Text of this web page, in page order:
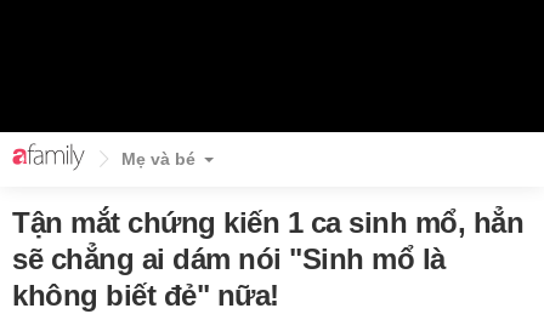
Mẹ và bé
Tận mắt chứng kiến 1 ca sinh mổ, hẳn
sẽ chẳng ai dám nói "Sinh mổ là
không biết đẻ" nữa!